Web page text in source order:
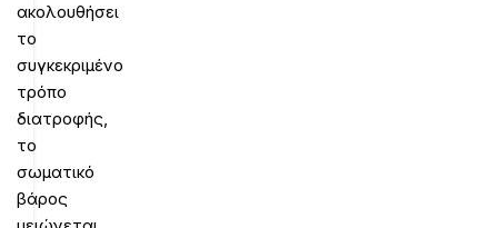
ακολουθήσει
το
συγκεκριμένο
τρόπο
διατροφής,
το
σωματικό
βάρος